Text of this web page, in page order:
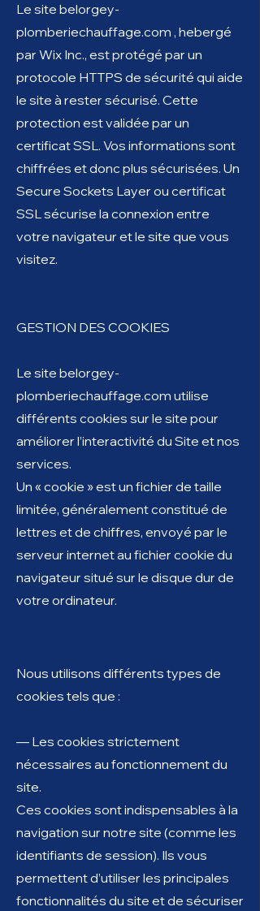
Le site belorgey-
plomberiechauffage.com , hebergé
par Wix Inc., est protégé par un
protocole HTTPS de sécurité qui aide
le site à rester sécurisé. Cette
protection est validée par un
certificat SSL. Vos informations sont
chiffrées et donc plus sécurisées. Un
Secure Sockets Layer ou certificat
SSL sécurise la connexion entre
votre navigateur et le site que vous
visitez.
GESTION DES COOKIES
Le site belorgey-
plomberiechauffage.com utilise
différents cookies sur le site pour
améliorer l’interactivité du Site et nos
services.
Un « cookie » est un fichier de taille
limitée, généralement constitué de
lettres et de chiffres, envoyé par le
serveur internet au fichier cookie du
navigateur situé sur le disque dur de
votre ordinateur.
Nous utilisons différents types de
cookies tels que :
— Les cookies strictement
nécessaires au fonctionnement du
site.
Ces cookies sont indispensables à la
navigation sur notre site (comme les
identifiants de session). Ils vous
permettent d’utiliser les principales
fonctionnalités du site et de sécuriser